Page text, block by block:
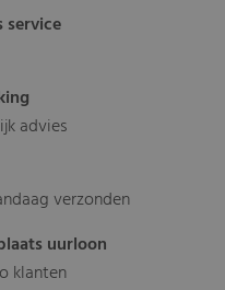
service
advies
verzonden
uurloon
klanten